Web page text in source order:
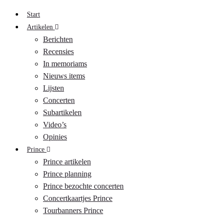
Start
Artikelen
Berichten
Recensies
In memoriams
Nieuws items
Lijsten
Concerten
Subartikelen
Video’s
Opinies
Prince
Prince artikelen
Prince planning
Prince bezochte concerten
Concertkaartjes Prince
Tourbanners Prince